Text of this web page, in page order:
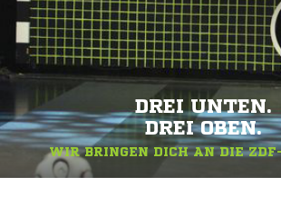
DREI UNTEN.
DREI OBEN.
WIR BRINGEN DICH AN DIE